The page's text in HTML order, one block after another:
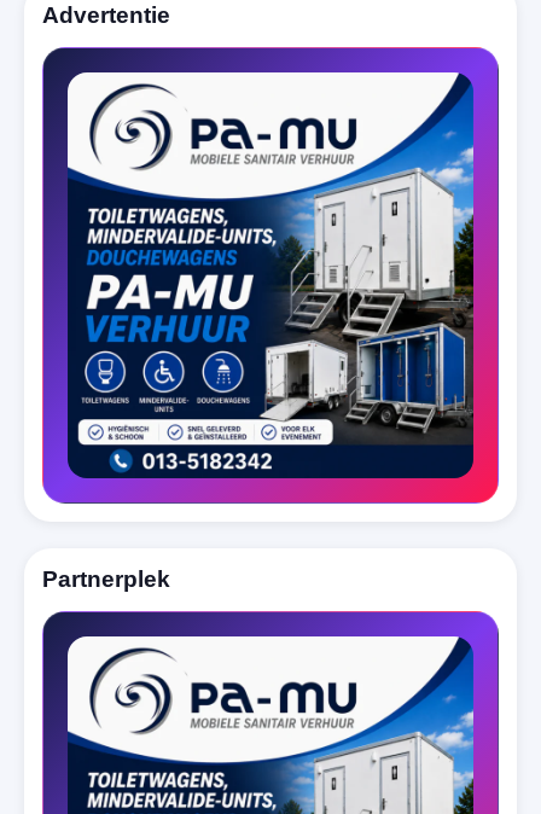
Advertentie
Partnerplek